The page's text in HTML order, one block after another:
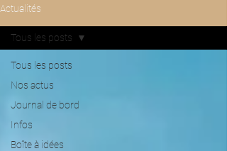
Actualités
Tous les posts
Nos actus
Journal de bord
Infos
Boîte à idées
Tous les posts